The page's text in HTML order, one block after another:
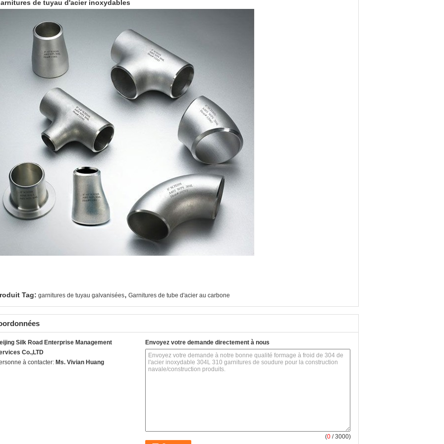
de tuyau d'acier inoxydables
Tag: garnitures de tuyau galvanisées, Garnitures de tube d'acier au carbone
Silk Road Enterprise Management
Co.,LTD
à contacter: Ms. Vivian Huang
Envoyez votre demande directement à nous
(0 / 3000)